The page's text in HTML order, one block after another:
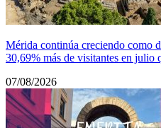
Mérida continúa creciendo como
30,69% más de visitantes en julio
07/08/2026